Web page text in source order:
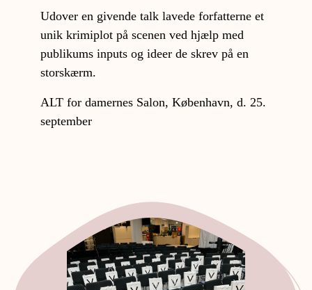
Udover en givende talk lavede forfatterne et
unik krimiplot på scenen ved hjælp med
publikums inputs og ideer de skrev på en
storskærm.
ALT for damernes Salon, København, d. 25.
september